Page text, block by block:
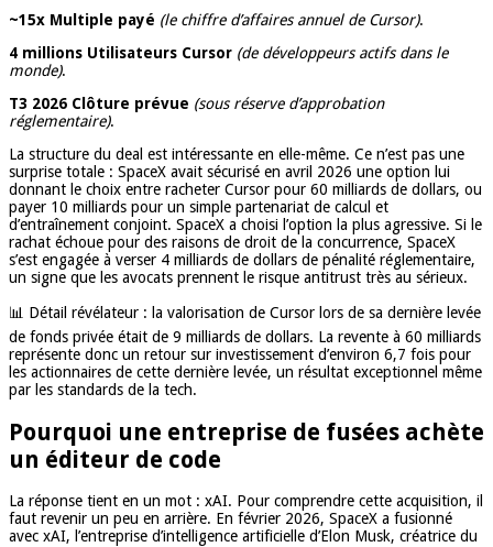
~15x Multiple payé (le chiffre d’affaires annuel de Cursor).
4 millions Utilisateurs Cursor (de développeurs actifs dans le
monde).
T3 2026 Clôture prévue (sous réserve d’approbation
réglementaire).
La structure du deal est intéressante en elle-même. Ce n’est pas une
surprise totale : SpaceX avait sécurisé en avril 2026 une option lui
donnant le choix entre racheter Cursor pour 60 milliards de dollars, ou
payer 10 milliards pour un simple partenariat de calcul et
d’entraînement conjoint. SpaceX a choisi l’option la plus agressive. Si le
rachat échoue pour des raisons de droit de la concurrence, SpaceX
s’est engagée à verser 4 milliards de dollars de pénalité réglementaire,
un signe que les avocats prennent le risque antitrust très au sérieux.
📊 Détail révélateur : la valorisation de Cursor lors de sa dernière levée
de fonds privée était de 9 milliards de dollars. La revente à 60 milliards
représente donc un retour sur investissement d’environ 6,7 fois pour
les actionnaires de cette dernière levée, un résultat exceptionnel même
par les standards de la tech.
Pourquoi une entreprise de fusées achète
un éditeur de code
La réponse tient en un mot : xAI. Pour comprendre cette acquisition, il
faut revenir un peu en arrière. En février 2026, SpaceX a fusionné
avec xAI, l’entreprise d’intelligence artificielle d’Elon Musk, créatrice du